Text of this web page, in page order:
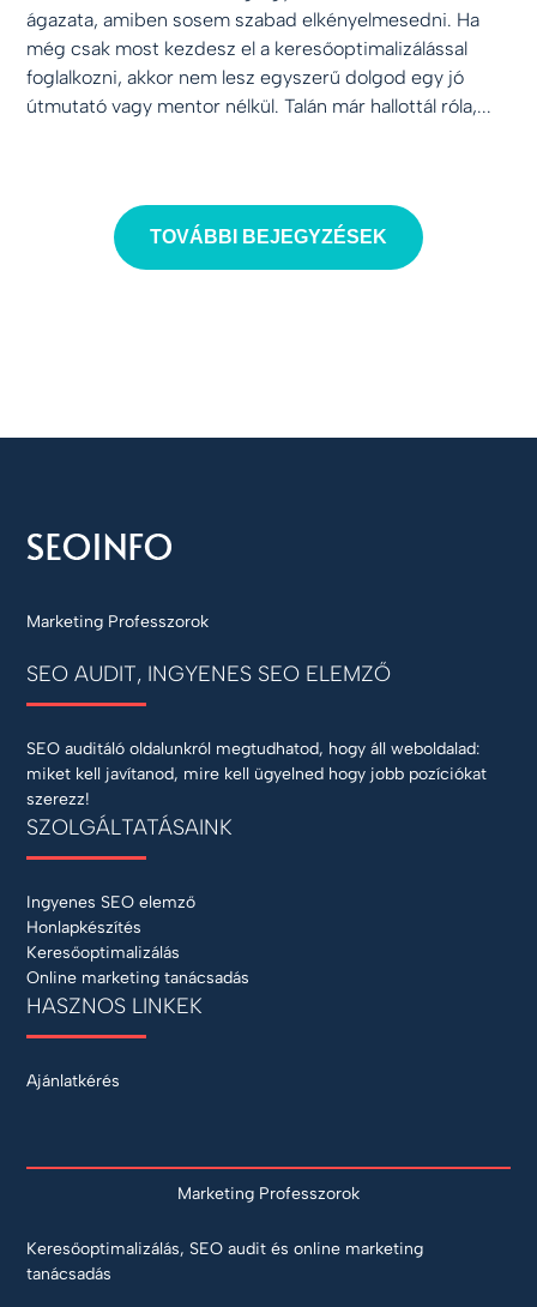
ágazata, amiben sosem szabad elkényelmesedni. Ha
még csak most kezdesz el a keresőoptimalizálással
foglalkozni, akkor nem lesz egyszerű dolgod egy jó
útmutató vagy mentor nélkül. Talán már hallottál róla,...
TOVÁBBI BEJEGYZÉSEK
Marketing Professzorok
SEO AUDIT, INGYENES SEO ELEMZŐ
SEO auditáló oldalunkról megtudhatod, hogy áll weboldalad:
miket kell javítanod, mire kell ügyelned hogy jobb pozíciókat
szerezz!
SZOLGÁLTATÁSAINK
Ingyenes SEO elemző
Honlapkészítés
Keresőoptimalizálás
Online marketing tanácsadás
HASZNOS LINKEK
Ajánlatkérés
Marketing Professzorok
Keresőoptimalizálás, SEO audit és online marketing
tanácsadás